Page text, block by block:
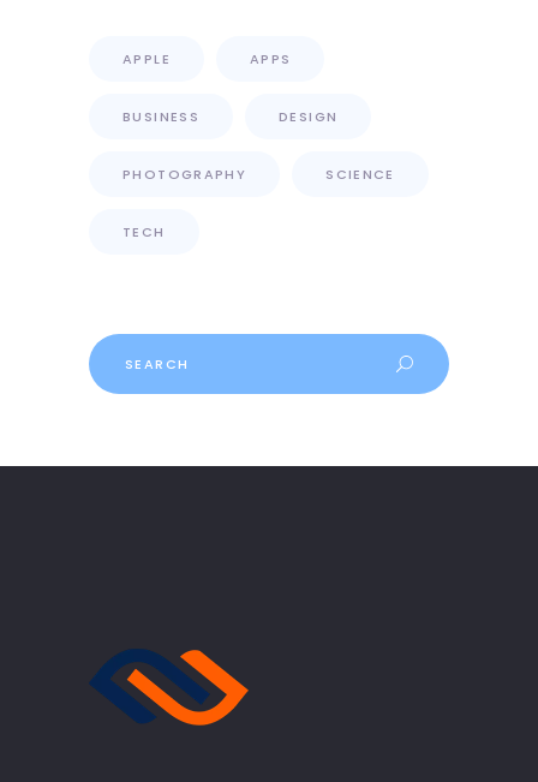
APPLE APPS
BUSINESS DESIGN
PHOTOGRAPHY SCIENCE
TECH
Search